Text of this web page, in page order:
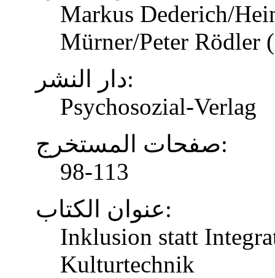
Markus Dederich/
Mürner/Peter Rödler
دار النشر:
Psychosozial-Verlag
صفحات المستخرج:
98-113
عنوان الكتاب:
Inklusion statt
Kulturtechnik